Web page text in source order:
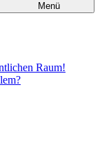
Menü
Raum!